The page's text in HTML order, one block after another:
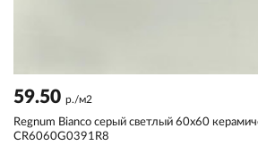
59.50 р./м2
Regnum Bianco серый светлый 60x60
CR6060G0391R8